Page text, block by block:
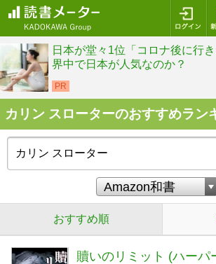
カリン スローターのおすすめラン
おすすめ順
贖いのリミット (ハーパ